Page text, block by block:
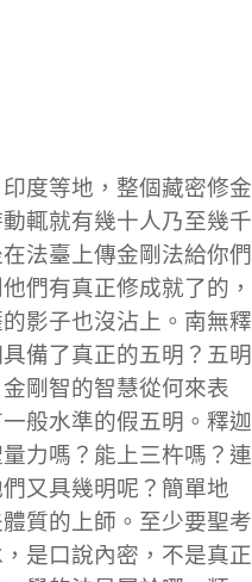
度等地，整個藏密修金
輒就有幾十人乃至幾千
法臺上傳金剛法給你們
們有真正修成就了的，
影子也沒沾上。南無釋
備了真正的五明？五明
剛智的智慧從何來表
般水準的假五明。釋迦
力嗎？能上三杵嗎？連
又具幾明呢？簡單地
質的上師。至少要聖考
是口說內密，不是真正